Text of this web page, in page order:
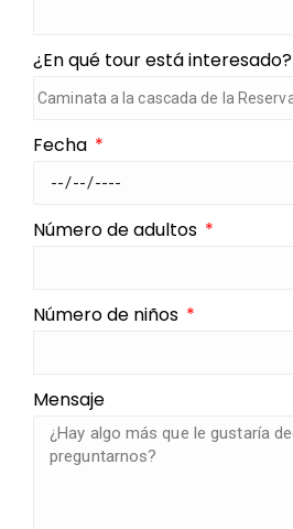
¿En qué tour está interesado?
Fecha
Número de adultos
Número de niños
Mensaje